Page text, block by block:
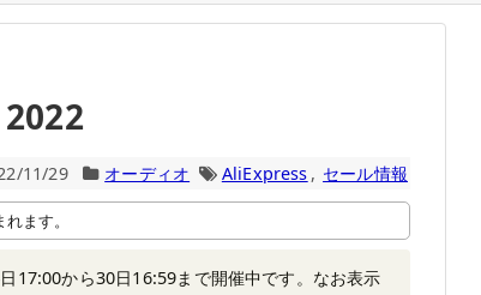
11/29 オーディオ AliExpress , セール情報
ます。
から30日16:59まで開催中です。なお表示